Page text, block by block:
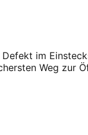
Defekt im
Weg zur